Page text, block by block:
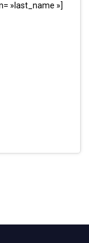
»last_name »]